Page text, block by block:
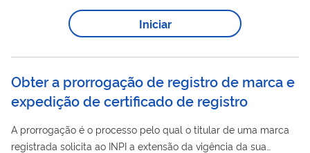
Iniciar
Obter a prorrogação de registro de marca e
expedição de certificado de registro
A prorrogação é o processo pelo qual o titular de uma marca
registrada solicita ao INPI a extensão da vigência da sua